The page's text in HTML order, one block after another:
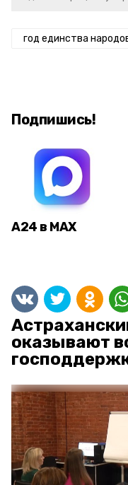
год единства
Подпишись!
А24 в MAX
оказывают